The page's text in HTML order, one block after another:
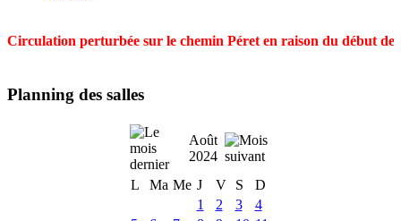
Circulation perturbée sur le chemin Péret en raison du début
Planning des salles
Août
2024
L
Ma Me J V S
D
1
2 3
4